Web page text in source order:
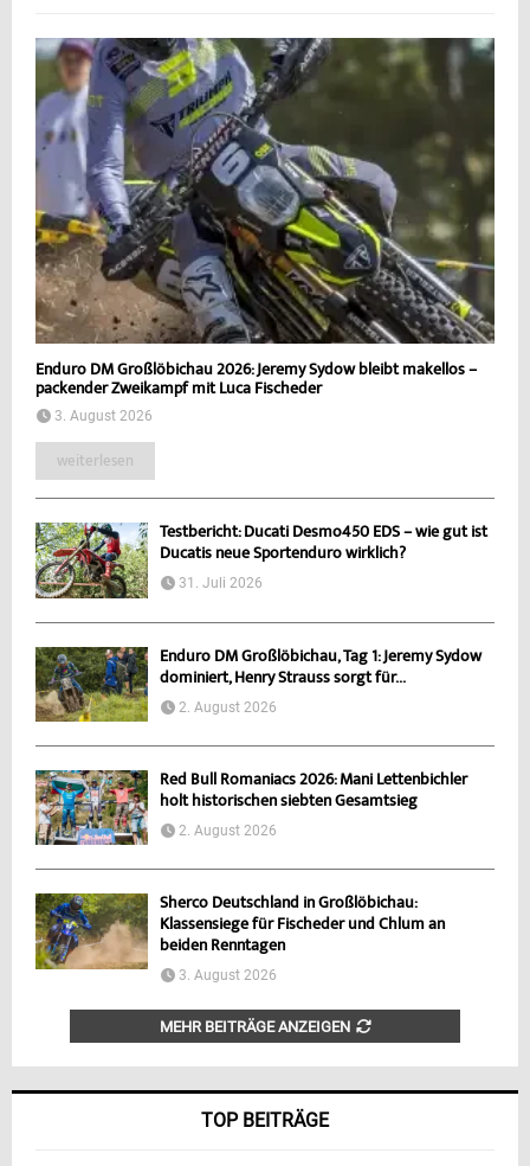
Enduro DM Großlöbichau 2026: Jeremy Sydow bleibt makellos –
packender Zweikampf mit Luca Fischeder
3. August 2026
weiterlesen
Testbericht: Ducati Desmo450 EDS – wie gut ist
Ducatis neue Sportenduro wirklich?
31. Juli 2026
Enduro DM Großlöbichau, Tag 1: Jeremy Sydow
dominiert, Henry Strauss sorgt für...
2. August 2026
Red Bull Romaniacs 2026: Mani Lettenbichler
holt historischen siebten Gesamtsieg
2. August 2026
Sherco Deutschland in Großlöbichau:
Klassensiege für Fischeder und Chlum an
beiden Renntagen
3. August 2026
MEHR BEITRÄGE ANZEIGEN
TOP BEITRÄGE